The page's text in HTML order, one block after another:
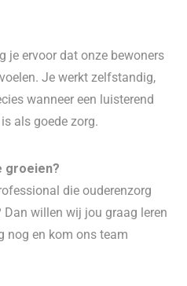
je ervoor dat onze bewoners
Je werkt zelfstandig,
wanneer een luisterend
als goede zorg.
groeien?
die ouderenzorg
willen wij jou graag leren
nog en kom ons team